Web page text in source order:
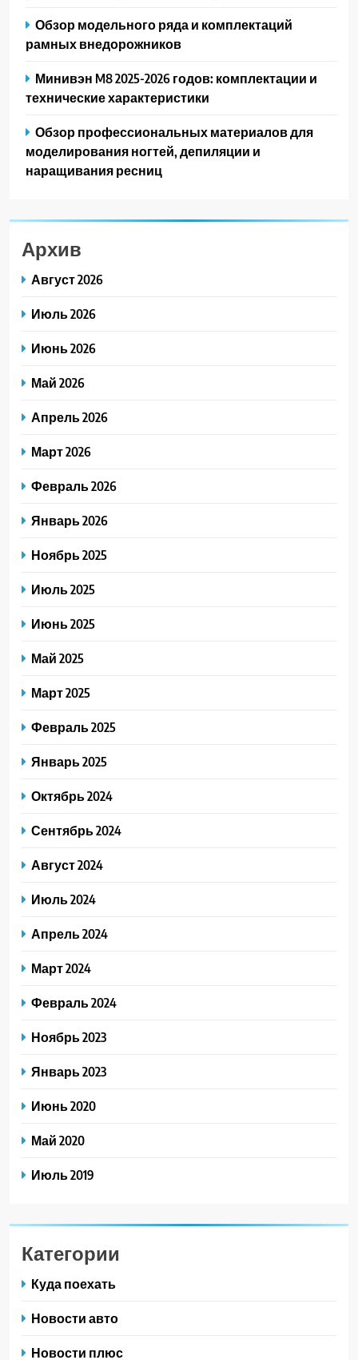
Обзор модельного ряда и комплектаций
рамных внедорожников
Минивэн M8 2025-2026 годов: комплектации и
технические характеристики
Обзор профессиональных материалов для
моделирования ногтей, депиляции и
наращивания ресниц
Архив
Август 2026
Июль 2026
Июнь 2026
Май 2026
Апрель 2026
Март 2026
Февраль 2026
Январь 2026
Ноябрь 2025
Июль 2025
Июнь 2025
Май 2025
Март 2025
Февраль 2025
Январь 2025
Октябрь 2024
Сентябрь 2024
Август 2024
Июль 2024
Апрель 2024
Март 2024
Февраль 2024
Ноябрь 2023
Январь 2023
Июнь 2020
Май 2020
Июль 2019
Категории
Куда поехать
Новости авто
Новости плюс